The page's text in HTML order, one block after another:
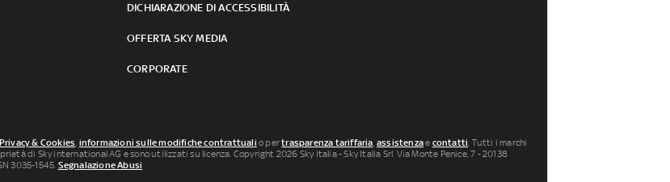
DICHIARAZIONE DI ACCESSIBILITÀ
OFFERTA SKY MEDIA
CORPORATE
Privacy & Cookies, informazioni sulle modifiche contrattuali o pertrasparenza tariffaria,assistenzae contatti. Tutti i marchi
di Sky international AG e sono utilizzati su licenza. Copyright 2026 Sky Italia - Sky Italia Srl Via Monte Penice, 7 - 20138
3035-1545. Segnalazione Abusi